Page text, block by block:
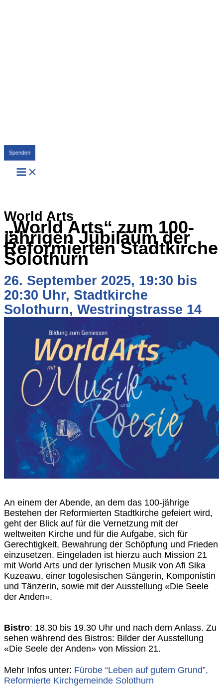
Spenden
World Arts
„World Arts“ zum 100-
jährigen Jubiläum der
Reformierten Stadtkirche
Solothurn
26. September 2025, 19:30 bis
20:30 Uhr, Stadtkirche
Solothurn, Westringstrasse 14
An einem der Abende, an dem das 100-jährige
Bestehen der Reformierten Stadtkirche gefeiert wird,
geht der Blick auf für die Vernetzung mit der
weltweiten Kirche und für die Aufgabe, sich für
Gerechtigkeit, Bewahrung der Schöpfung und Frieden
einzusetzen. Eingeladen ist hierzu auch Mission 21
mit World Arts und der lyrischen Musik von Afi Sika
Kuzeawu, einer togolesischen Sängerin, Komponistin
und Tänzerin, sowie mit der Ausstellung «Die Seele
der Anden».
Bistro: 18.30 bis 19.30 Uhr und nach dem Anlass. Zu
sehen während des Bistros: Bilder der Ausstellung
«Die Seele der Anden» von Mission 21.
Mehr Infos unter: Fürobe “Leben auf gutem Grund”,
Reformierte Kirchgemeinde Solothurn